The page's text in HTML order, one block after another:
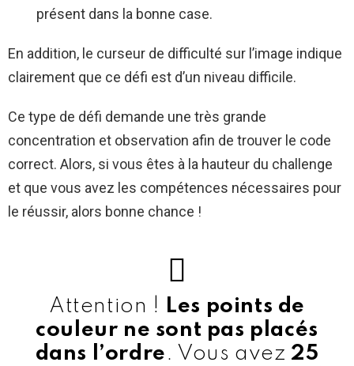
présent dans la bonne case.
En addition, le curseur de difficulté sur l’image indique
clairement que ce défi est d’un niveau difficile.
Ce type de défi demande une très grande
concentration et observation afin de trouver le code
correct. Alors, si vous êtes à la hauteur du challenge
et que vous avez les compétences nécessaires pour
le réussir, alors bonne chance !
Attention ! Les points de
couleur ne sont pas placés
dans l’ordre. Vous avez 25